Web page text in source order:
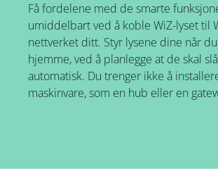
Få fordelene med de smarte
umiddelbart ved å koble WiZ-lyset til
nettverket ditt. Styr lysene dine når
hjemme, ved å planlegge at de skal
automatisk. Du trenger ikke å
maskinvare, som en hub eller en